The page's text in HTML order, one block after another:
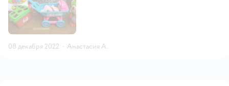
08 декабря 2022 · Анастасия А.